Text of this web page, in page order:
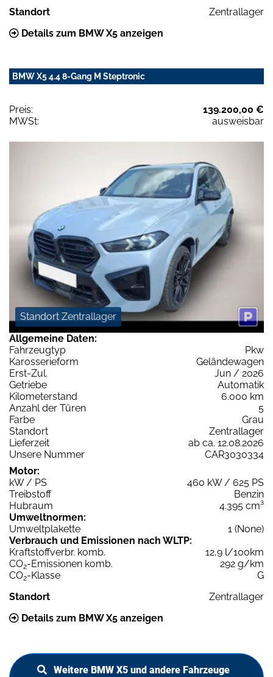
Standort
Zentrallager
Details zum BMW X5 anzeigen
BMW X5 4.4 8-Gang M Steptronic
Preis:
139.200,00 €
MWSt:
ausweisbar
Standort Zentrallager
Allgemeine Daten:
Fahrzeugtyp
Pkw
Karosserieform
Geländewagen
Erst-Zul.
Jun / 2026
Getriebe
Automatik
Kilometerstand
6.000 km
Anzahl der Türen
5
Farbe
Grau
Standort
Zentrallager
Lieferzeit
ab ca. 12.08.2026
Unsere Nummer
CAR3030334
Motor:
kW / PS
460 kW / 625 PS
Treibstoff
Benzin
Hubraum
4.395 cm³
Umweltnormen:
Umweltplakette
1 (None)
Verbrauch und Emissionen nach WLTP:
Kraftstoffverbr. komb.
12,9 l/100km
CO2-Emissionen komb.
292 g/km
CO2-Klasse
G
Standort
Zentrallager
Details zum BMW X5 anzeigen
Weitere BMW X5 und andere Fahrzeuge